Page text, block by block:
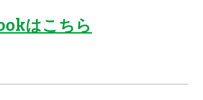
はこちら